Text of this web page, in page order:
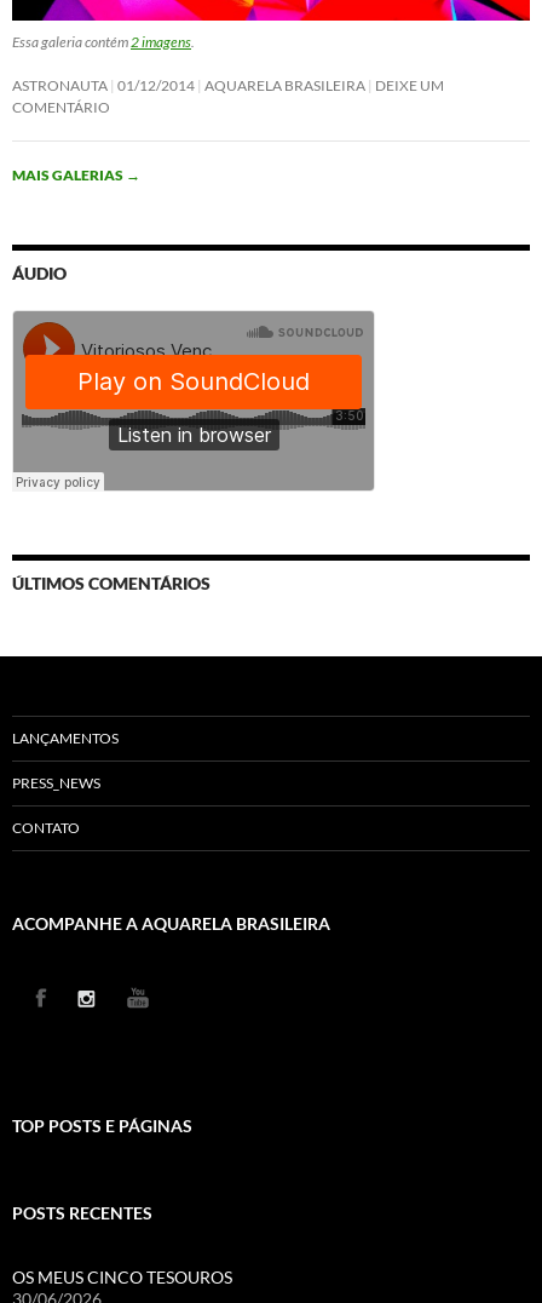
Essa galeria contém 2 imagens
ASTRONAUTA 01/12/2014 AQUARELA BRASILEIRA DEIXE UM
COMENTÁRIO
MAIS GALERIAS →
ÁUDIO
ÚLTIMOS COMENTÁRIOS
LANÇAMENTOS
PRESS_NEWS
CONTATO
ACOMPANHE A AQUARELA BRASILEIRA
TOP POSTS E PÁGINAS
POSTS RECENTES
OS MEUS CINCO TESOUROS
30/06/2026